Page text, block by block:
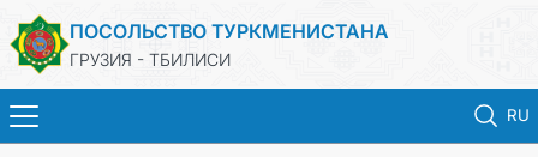
ПОСОЛЬСТВО ТУРКМЕНИСТАНА
ГРУЗИЯ - ТБИЛИСИ
RU